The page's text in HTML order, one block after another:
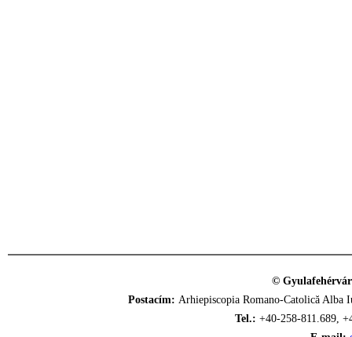
©
Postacím: Arhiepiscopia Romano-Catolică
Tel.: +40-258-811.689,